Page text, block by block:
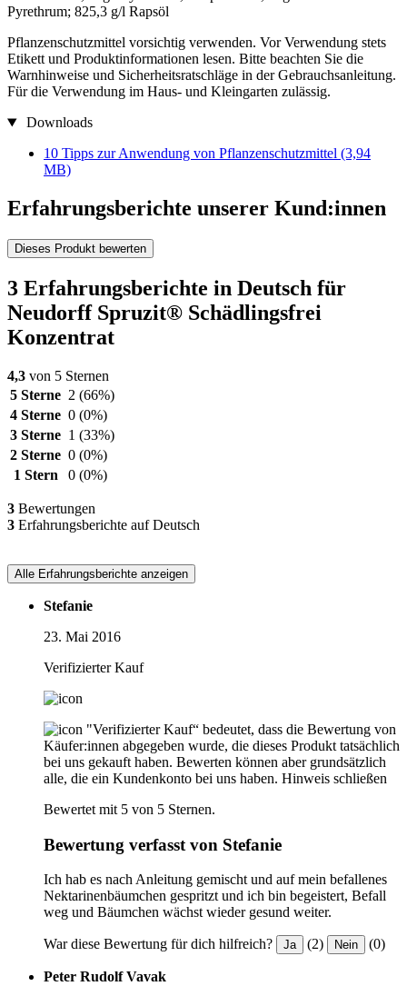
Pyrethrum; 825,3 g/l Rapsöl
Pflanzenschutzmittel vorsichtig verwenden. Vor Verwendung stets
Etikett und Produktinformationen lesen. Bitte beachten Sie die
Warnhinweise und Sicherheitsratschläge in der Gebrauchsanleitung.
Für die Verwendung im Haus- und Kleingarten zulässig.​
Downloads
10 Tipps zur Anwendung von Pflanzenschutzmittel (3,94
MB)
Erfahrungsberichte unserer Kund:innen
Dieses Produkt bewerten
3 Erfahrungsberichte in Deutsch für
Neudorff Spruzit® Schädlingsfrei
Konzentrat
4,3 von 5 Sternen
5 Sterne 2 (66%)
4 Sterne 0 (0%)
3 Sterne 1 (33%)
2 Sterne 0 (0%)
1 Stern
0 (0%)
3 Bewertungen
3 Erfahrungsberichte auf Deutsch
Alle Erfahrungsberichte anzeigen
Stefanie
23. Mai 2016
Verifizierter Kauf
"Verifizierter Kauf“ bedeutet, dass die Bewertung von
Käufer:innen abgegeben wurde, die dieses Produkt tatsächlich
bei uns gekauft haben. Bewerten können aber grundsätzlich
alle, die ein Kundenkonto bei uns haben. Hinweis schließen
Bewertet mit 5 von 5 Sternen.
Bewertung verfasst von Stefanie
Ich hab es nach Anleitung gemischt und auf mein befallenes
Nektarinenbäumchen gespritzt und ich bin begeistert, Befall
weg und Bäumchen wächst wieder gesund weiter.
War diese Bewertung für dich hilfreich? Ja (2) Nein (0)
Peter Rudolf Vavak